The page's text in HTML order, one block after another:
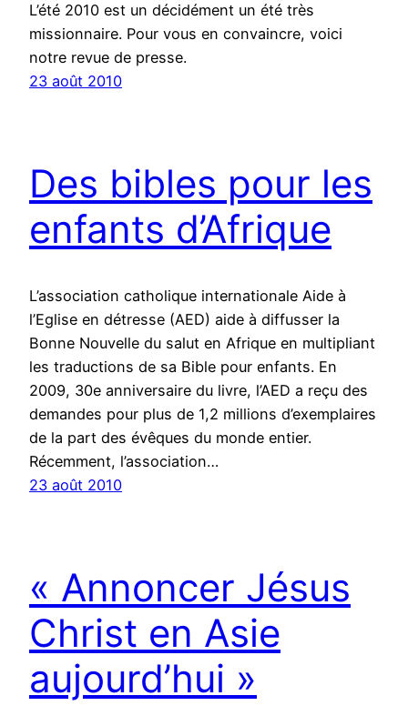
L’été 2010 est un décidément un été très
missionnaire. Pour vous en convaincre, voici
notre revue de presse.
23 août 2010
Des bibles pour les
enfants d’Afrique
L’association catholique internationale Aide à
l’Eglise en détresse (AED) aide à diffusser la
Bonne Nouvelle du salut en Afrique en multipliant
les traductions de sa Bible pour enfants. En
2009, 30e anniversaire du livre, l’AED a reçu des
demandes pour plus de 1,2 millions d’exemplaires
de la part des évêques du monde entier.
Récemment, l’association…
23 août 2010
« Annoncer Jésus
Christ en Asie
aujourd’hui »